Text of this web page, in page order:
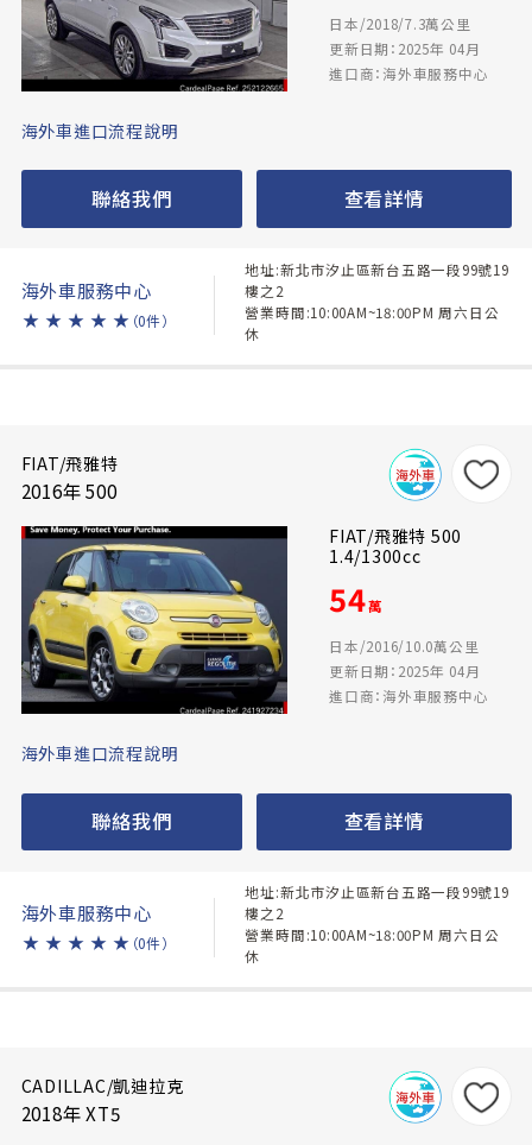
日本/2018/7.3萬公里
更新日期：2025年 04月
進口商：海外車服務中心
海外車進口流程說明
聯絡我們 查看詳情
海外車服務中心
★ ★ ★ ★ ★ （0件）
地址:新北市汐止區新台五路一段99號19
樓之2
營業時間:10:00AM~18:00PM 周六日公
休
FIAT/飛雅特
2016年 500
FIAT/飛雅特 500
1.4/1300cc
54萬
日本/2016/10.0萬公里
更新日期：2025年 04月
進口商：海外車服務中心
海外車進口流程說明
聯絡我們 查看詳情
海外車服務中心
★ ★ ★ ★ ★ （0件）
地址:新北市汐止區新台五路一段99號19
樓之2
營業時間:10:00AM~18:00PM 周六日公
休
CADILLAC/凱迪拉克
2018年 XT5